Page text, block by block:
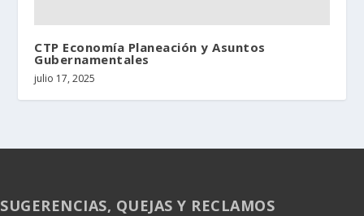
CTP Economía Planeación y Asuntos
Gubernamentales
julio 17, 2025
SUGERENCIAS, QUEJAS Y RECLAMOS